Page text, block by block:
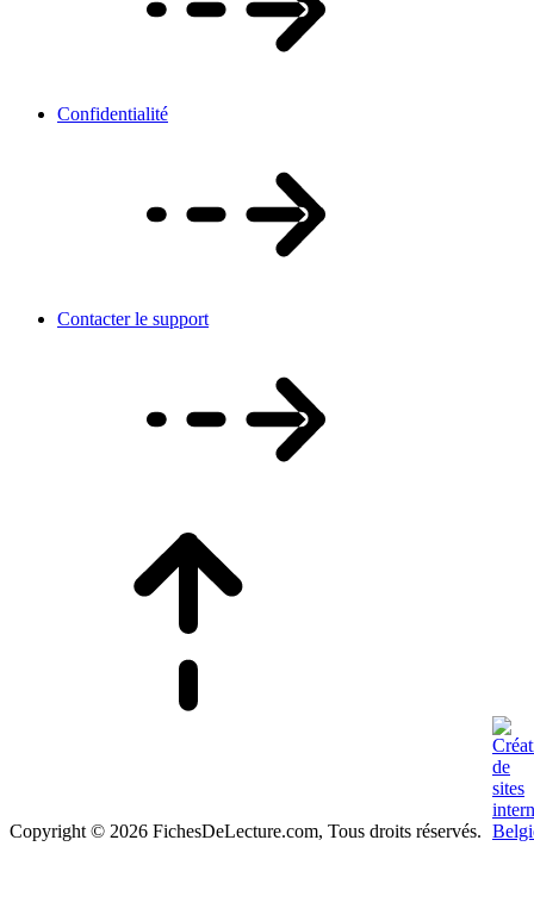
Confidentialité
Contacter le support
Copyright © 2026 FichesDeLecture.com, Tous droits réservés.